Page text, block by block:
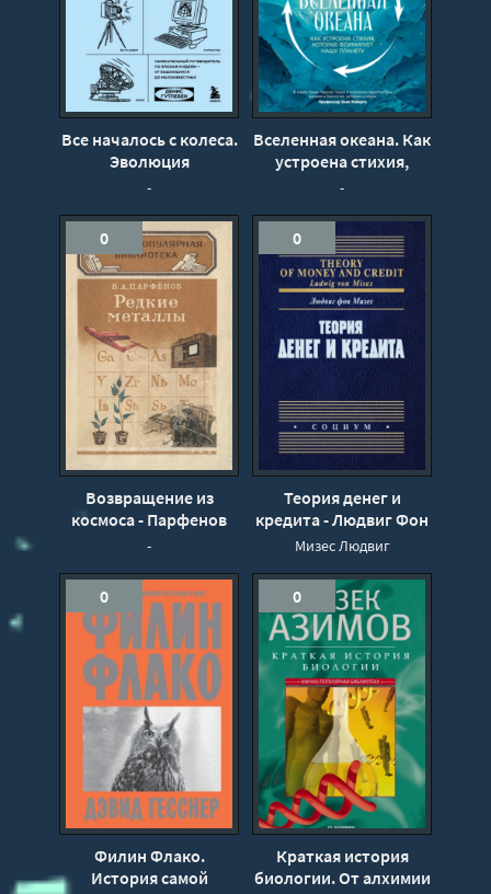
Все началось с колеса.
Эволюция
изобретений: от
Гутлебен Денис
-
Вселенная океана. Как
устроена стихия,
которая формирует
Хелен
-
0
Возвращение из
космоса - Парфенов
-
0
Теория денег и
кредита - Людвиг Фон
Мизес
Мизес Людвиг
0
Филин Флако.
История самой
0
Краткая история
биологии. От алхимии